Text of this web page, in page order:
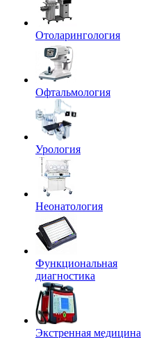
Отоларингология
Офтальмология
Урология
Неонатология
Функциональная
диагностика
Экстренная медицина